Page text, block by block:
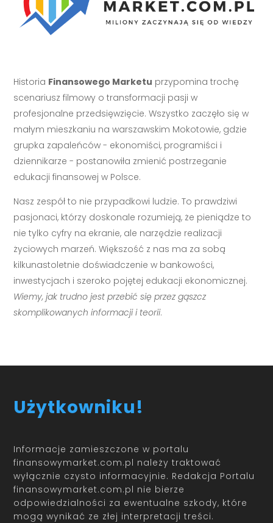
Historia Finansowego Marketu przypomina trochę
scenariusz filmowy o transformacji pasji w
profesjonalne przedsięwzięcie. Wszystko zaczęło się w
małym mieszkaniu na warszawskim Mokotowie, gdzie
grupka zapaleńców - ekonomiści, programiści i
dziennikarze - postanowiła zmienić postrzeganie
edukacji finansowej w Polsce.
Nasz zespół to nie przypadkowi ludzie. To prawdziwi
pasjonaci, którzy doskonale rozumieją, że pieniądze to
nie tylko cyfry na ekranie, ale narzędzie realizacji
życiowych marzeń. Większość z nas ma za sobą
kilkunastoletnie doświadczenie w bankowości,
inwestycjach i szeroko pojętej edukacji ekonomicznej.
Wiemy, jak trudno jest przebić się przez gąszcz
skomplikowanych informacji i teorii.
Użytkowniku!
Informacje zamieszczone w portalu
finansowymarket.com.pl należy traktować
wyłącznie czysto informacyjnie. Redakcja Portalu
finansowymarket.com.pl nie bierze
odpowiedzialności za ewentualne szkody, które
mogą wynikać ze złej interpretacji treści.